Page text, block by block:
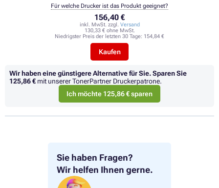
Sie haben Fragen?
Wir helfen Ihnen gerne.
156,40 €
inkl. MwSt. zzgl. Versand
130,33 € ohne MwSt.
Niedrigster Preis der letzten 30 Tage: 154,84 €
Kaufen
Für welche Drucker ist das Produkt geeignet?
Wir haben eine günstigere Alternative für Sie.Sparen Sie
125,86 € mit unserer TonerPartner Druckerpatrone.
Ich möchte 125,86 € sparen